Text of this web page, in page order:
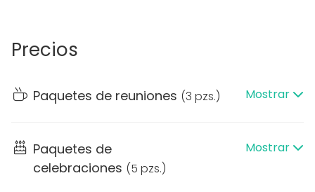
Precios
Paquetes de reuniones (3 pzs.) Mostrar
Paquetes de
celebraciones (5 pzs.)
Mostrar